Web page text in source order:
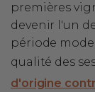
premières
devenir l'un
période
qualité des
d'origine